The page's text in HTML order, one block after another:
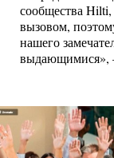
сообщества
вызовом,
нашего
выдающимися»,